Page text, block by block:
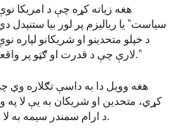
هغه زیاته کړه چې د امریکا
سیاست" یا ریالیزم پر لور بیا ستنېدل
د خپلو متحدینو او شریکانو لپاره
لارې چې د قدرت او ګټو پر واقعي شرایطو ولاړه وي."
هغه وویل دا به داسې تګلاره وي
کړي، متحدین او شریکان به یې لا په
د ارام سمندر سیمه به لا باثباته او خوندي کړي.